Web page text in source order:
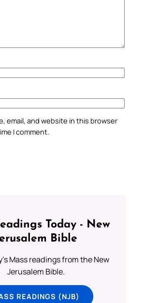
email, and website in this browser
I comment.
Today - New
Bible
Mass readings from the New
Jerusalem Bible.
READINGS (NJB)